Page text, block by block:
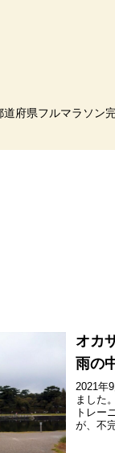
道府県フルマラソン
オカ
雨の
2021年
ました
トレー
が、不